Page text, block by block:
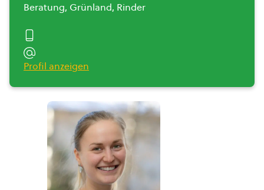
Beratung, Grünland, Rinder
Profil anzeigen